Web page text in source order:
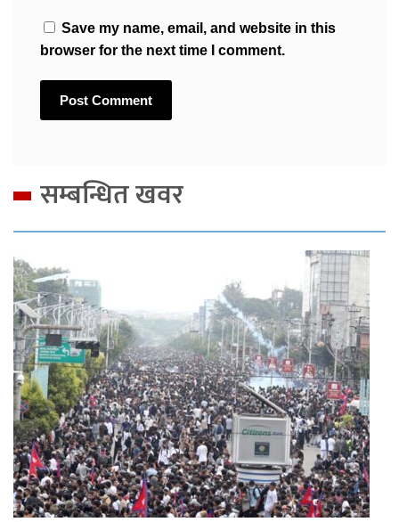
Save my name, email, and website in this
browser for the next time I comment.
सम्बन्धित खवर